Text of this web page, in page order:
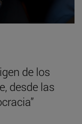
de los
desde las